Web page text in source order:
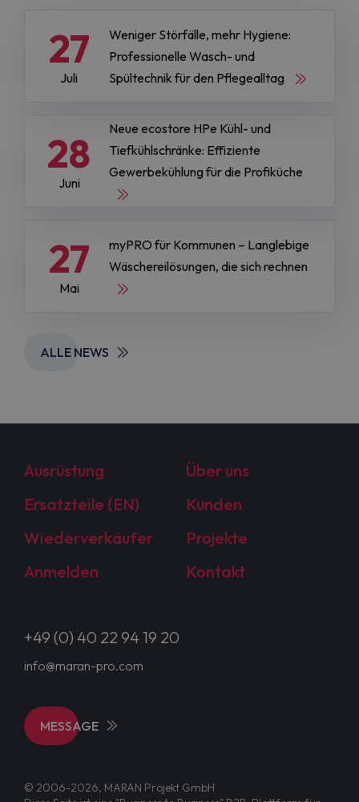
27
Juli
Weniger Störfälle, mehr Hygiene:
Professionelle Wasch- und
Spültechnik für den Pflegealltag
28
Juni
Neue ecostore HPe Kühl- und
Tiefkühlschränke: Effiziente
Gewerbekühlung für die Profiküche
27
Mai
myPRO für Kommunen – Langlebige
Wäschereilösungen, die sich rechnen
ALLE NEWS
Ausrüstung
Über uns
Ersatzteile (EN)
Kunden
Wiederverkäufer
Projekte
Anmelden
Kontakt
+49 (0) 40 22 94 19 20
info@maran-pro.com
MESSAGE
© 2006-2026, MARAN Projekt GmbH